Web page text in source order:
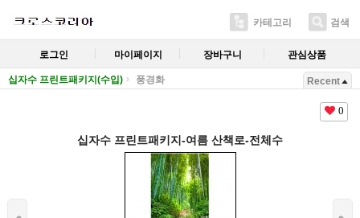
카테고리 검색
로그인 마이페이지 장바구니 관심상품
십자수 프린트패키지(수입) 풍경화 Recent
0
십자수 프린트패키지-여름 산책로-전체수